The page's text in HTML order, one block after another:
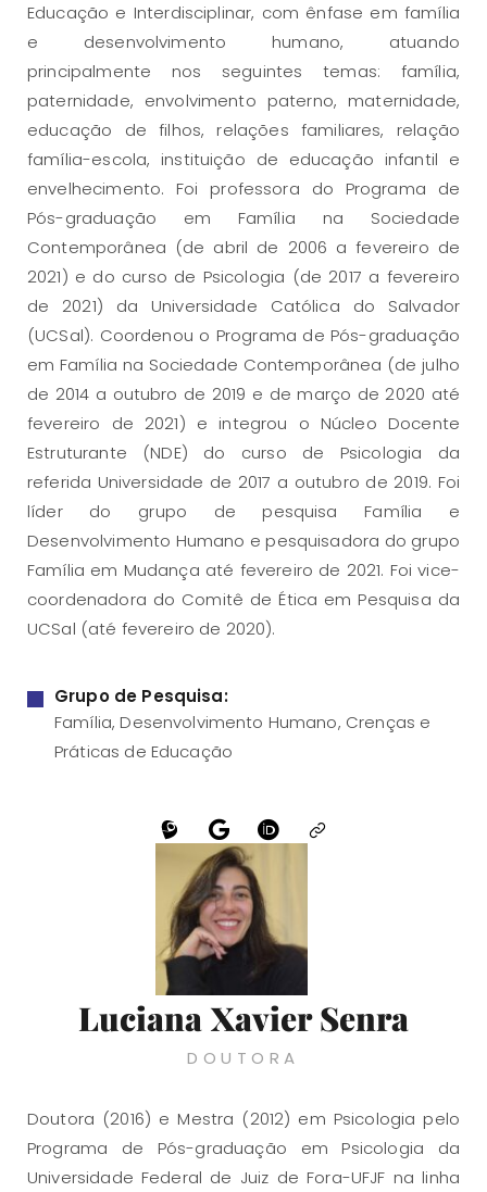
Educação e Interdisciplinar, com ênfase em família
e desenvolvimento humano, atuando
principalmente nos seguintes temas: família,
paternidade, envolvimento paterno, maternidade,
educação de filhos, relações familiares, relação
família-escola, instituição de educação infantil e
envelhecimento. Foi professora do Programa de
Pós-graduação em Família na Sociedade
Contemporânea (de abril de 2006 a fevereiro de
2021) e do curso de Psicologia (de 2017 a fevereiro
de 2021) da Universidade Católica do Salvador
(UCSal). Coordenou o Programa de Pós-graduação
em Família na Sociedade Contemporânea (de julho
de 2014 a outubro de 2019 e de março de 2020 até
fevereiro de 2021) e integrou o Núcleo Docente
Estruturante (NDE) do curso de Psicologia da
referida Universidade de 2017 a outubro de 2019. Foi
líder do grupo de pesquisa Família e
Desenvolvimento Humano e pesquisadora do grupo
Família em Mudança até fevereiro de 2021. Foi vice-
coordenadora do Comitê de Ética em Pesquisa da
UCSal (até fevereiro de 2020).
Grupo de Pesquisa:
Família, Desenvolvimento Humano, Crenças e
Práticas de Educação
Luciana Xavier Senra
DOUTORA
Doutora (2016) e Mestra (2012) em Psicologia pelo
Programa de Pós-graduação em Psicologia da
Universidade Federal de Juiz de Fora-UFJF na linha